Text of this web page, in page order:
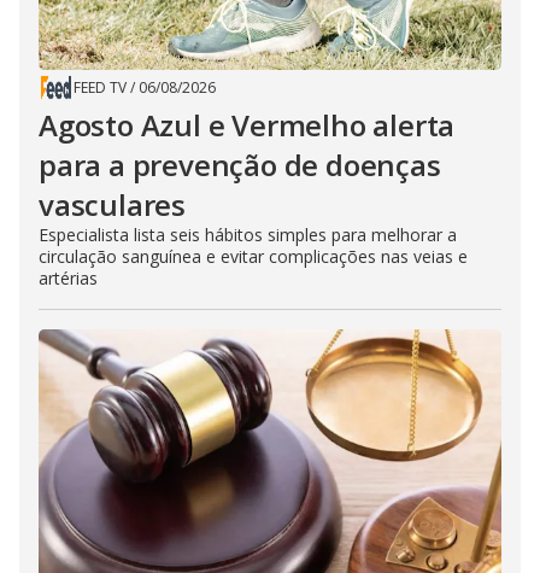
FEED TV/ 06/08/2026
Agosto Azul e Vermelho alerta
para a prevenção de doenças
vasculares
Especialista lista seis hábitos simples para melhorar a
circulação sanguínea e evitar complicações nas veias e
artérias